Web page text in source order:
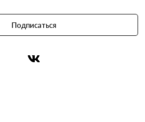
Подписаться